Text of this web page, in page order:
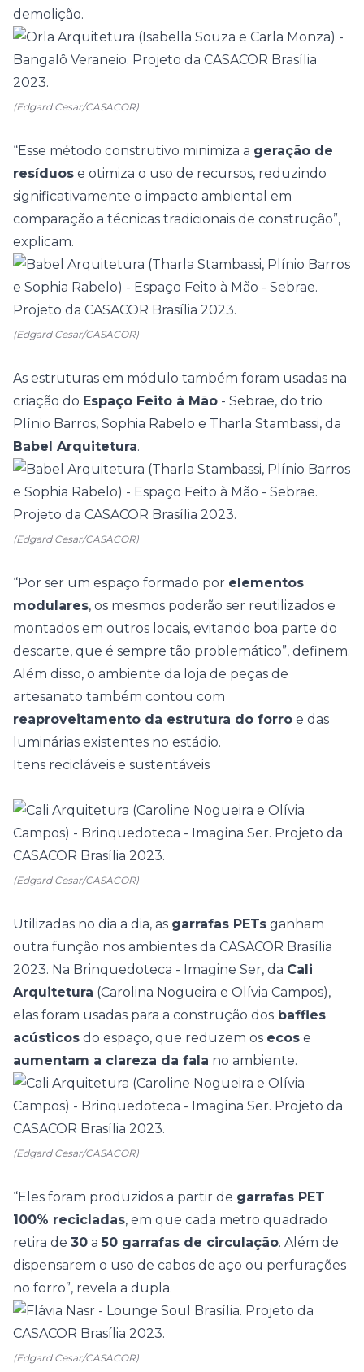
demolição.
(Edgard Cesar/CASACOR)
“Esse método construtivo minimiza a geração de
resíduos e otimiza o uso de recursos, reduzindo
significativamente o impacto ambiental em
comparação a técnicas tradicionais de construção”,
explicam.
(Edgard Cesar/CASACOR)
As estruturas em módulo também foram usadas na
criação do Espaço Feito à Mão - Sebrae, do trio
Plínio Barros, Sophia Rabelo e Tharla Stambassi, da
Babel Arquitetura.
(Edgard Cesar/CASACOR)
“Por ser um espaço formado por elementos
modulares, os mesmos poderão ser reutilizados e
montados em outros locais, evitando boa parte do
descarte, que é sempre tão problemático”, definem.
Além disso, o ambiente da loja de peças de
artesanato também contou com
reaproveitamento da estrutura do forro e das
luminárias existentes no estádio.
Itens recicláveis e sustentáveis
(Edgard Cesar/CASACOR)
Utilizadas no dia a dia, as garrafas PETs ganham
outra função nos ambientes da CASACOR Brasília
2023. Na Brinquedoteca - Imagine Ser, da Cali
Arquitetura (Carolina Nogueira e Olívia Campos),
elas foram usadas para a construção dos baffles
acústicos do espaço, que reduzem os ecos e
aumentam a clareza da fala no ambiente.
(Edgard Cesar/CASACOR)
“Eles foram produzidos a partir de garrafas PET
100% recicladas, em que cada metro quadrado
retira de 30 a50 garrafas de circulação. Além de
dispensarem o uso de cabos de aço ou perfurações
no forro”, revela a dupla.
(Edgard Cesar/CASACOR)